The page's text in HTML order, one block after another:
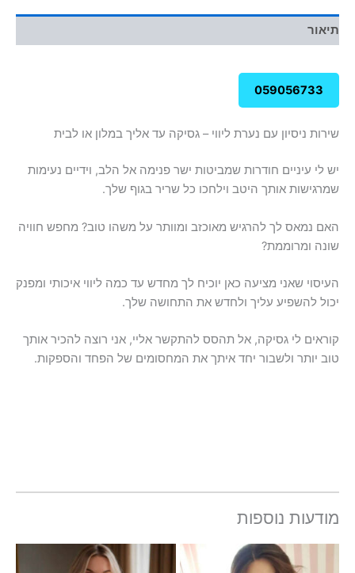
תיאור
059056733
שירות ניסיון עם נערת ליווי – גסיקה עד אליך במלון או לבית
יש לי עיניים חודרות שמביטות ישר פנימה אל הלב, וידיים נעימות
שמרגישות אותך היטב וילחכו כל שריר בגוף שלך.
האם נמאס לך להרגיש מאוכזב ומוותר על משהו טוב? מחפש חוויה
שונה ומרוממת?
העיסוי שאני מציעה כאן יוכיח לך מחדש עד כמה ליווי איכותי ומפנק
יכול להשפיע עליך ולחדש את התחושה שלך.
קוראים לי גסיקה, אל תהסס להתקשר אליי, אני רוצה להכיר אותך
טוב יותר ולשבור יחד איתך את המחסומים של הפחד והספקות.
מודעות נוספות